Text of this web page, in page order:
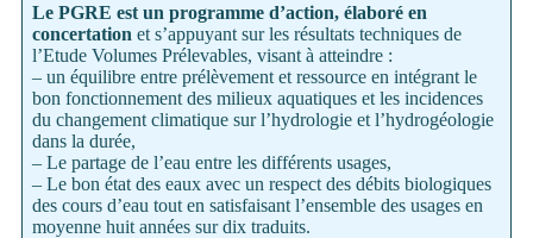
Le PGRE est un programme d’action, élaboré en
concertation et s’appuyant sur les résultats techniques de
l’Etude Volumes Prélevables, visant à atteindre :
– un équilibre entre prélèvement et ressource en intégrant le
bon fonctionnement des milieux aquatiques et les incidences
du changement climatique sur l’hydrologie et l’hydrogéologie
dans la durée,
– Le partage de l’eau entre les différents usages,
– Le bon état des eaux avec un respect des débits biologiques
des cours d’eau tout en satisfaisant l’ensemble des usages en
moyenne huit années sur dix traduits.